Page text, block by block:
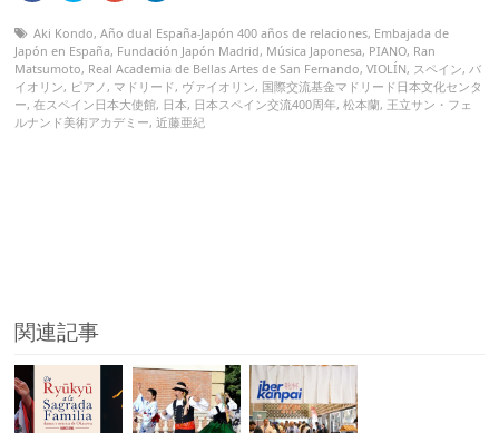
Aki Kondo,Año dual España-Japón 400 años de relaciones, Embajada de
Japón en España, Fundación Japón Madrid, Música Japonesa, PIANO, Ran
Matsumoto, Real Academia de Bellas Artes de San Fernando,VIOLÍN, スペイン,バ
イオリン, ピアノ, マドリード, ヴァイオリン, 国際交流基金マドリード日本文化センタ
ー,在スペイン日本大使館, 日本, 日本スペイン交流400周年,松本蘭, 王立サン・フェ
ルナンド美術アカデミー,近藤亜紀
関連記事